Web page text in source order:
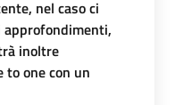
nel caso ci
approfondimenti,
inoltre
to one con un